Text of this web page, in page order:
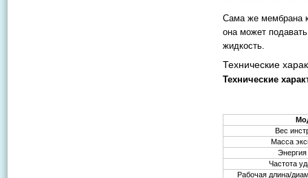
Сама же мембрана
она может
жидкость.
Технические
Технические
Вес
Масса
Частота
Рабочая длина/